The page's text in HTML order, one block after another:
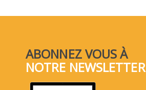
ABONNEZ VOUS À
NOTRE NEWSLETTER